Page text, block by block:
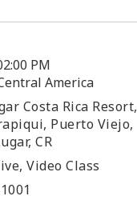
PM
America
Costa Rica Resort,
Puerto Viejo,
CR
Video Class